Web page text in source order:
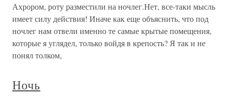
Ахрором, роту разместили на ночлег.Нет, все-таки мысль
имеет силу действия! Иначе как еще объяснить, что под
ночлег нам отвели именно те самые крытые помещения,
которые я углядел, только войдя в крепость? Я так и не
понял толком,
Ночь